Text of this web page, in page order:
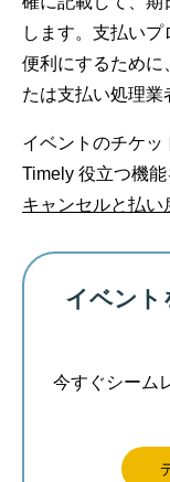
します。支払い
便利にするために
たは支払い処理業
イベントのチケッ
Timely 役立つ機
キャンセルと払い
イベント
今すぐシーム